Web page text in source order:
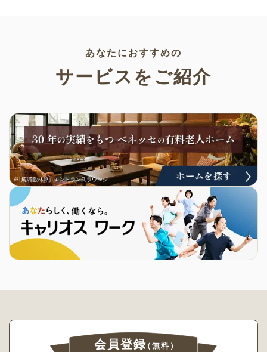
あなたにおすすめの
サービスをご紹介
会員登録（無料）